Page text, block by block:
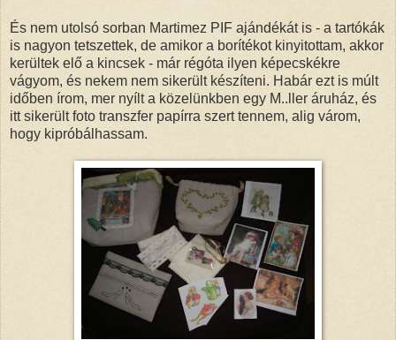
És nem utolsó sorban Martimez PIF ajándékát is - a tartókák
is nagyon tetszettek, de amikor a borítékot kinyitottam, akkor
kerültek elő a kincsek - már régóta ilyen képecskékre
vágyom, és nekem nem sikerült készíteni. Habár ezt is múlt
időben írom, mer nyílt a közelünkben egy M..ller áruház, és
itt sikerült foto transzfer papírra szert tennem, alig várom,
hogy kipróbálhassam.